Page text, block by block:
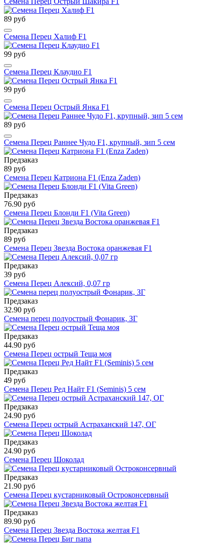
89 руб
Семена Перец Халиф F1
99 руб
Семена Перец Клаудио F1
99 руб
Семена Перец Острый Янка F1
89 руб
Семена Перец Раннее Чудо F1, крупный, зип 5 сем
Предзаказ
89 руб
Семена Перец Катриона F1 (Enza Zaden)
Предзаказ
76.90 руб
Семена Перец Блонди F1 (Vita Green)
Предзаказ
89 руб
Семена Перец Звезда Востока оранжевая F1
Предзаказ
39 руб
Семена Перец Алексий, 0,07 гр
Предзаказ
32.90 руб
Семена перец полуострый Фонарик, ЗГ
Предзаказ
44.90 руб
Семена Перец острый Теща моя
Предзаказ
49 руб
Семена Перец Ред Найт F1 (Seminis) 5 сем
Предзаказ
24.90 руб
Семена Перец острый Астраханский 147, ОГ
Предзаказ
24.90 руб
Семена Перец Шоколад
Предзаказ
21.90 руб
Семена Перец кустарниковый Остроконсервный
Предзаказ
89.90 руб
Семена Перец Звезда Востока желтая F1